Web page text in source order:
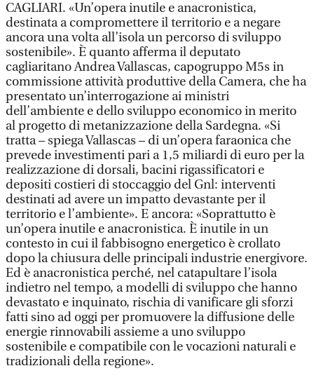
CAGLIARI. «Un’opera inutile e anacronistica,
destinata a compromettere il territorio e a negare
ancora una volta all’isola un percorso di sviluppo
sostenibile». È quanto afferma il deputato
cagliaritano Andrea Vallascas, capogruppo M5s in
commissione attività produttive della Camera, che ha
presentato un’interrogazione ai ministri
dell’ambiente e dello sviluppo economico in merito
al progetto di metanizzazione della Sardegna. «Si
tratta – spiega Vallascas – di un’opera faraonica che
prevede investimenti pari a 1,5 miliardi di euro per la
realizzazione di dorsali, bacini rigassificatori e
depositi costieri di stoccaggio del Gnl: interventi
destinati ad avere un impatto devastante per il
territorio e l’ambiente». E ancora: «Soprattutto è
un’opera inutile e anacronistica. È inutile in un
contesto in cui il fabbisogno energetico è crollato
dopo la chiusura delle principali industrie energivore.
Ed è anacronistica perché, nel catapultare l’isola
indietro nel tempo, a modelli di sviluppo che hanno
devastato e inquinato, rischia di vanificare gli sforzi
fatti sino ad oggi per promuovere la diffusione delle
energie rinnovabili assieme a uno sviluppo
sostenibile e compatibile con le vocazioni naturali e
tradizionali della regione».